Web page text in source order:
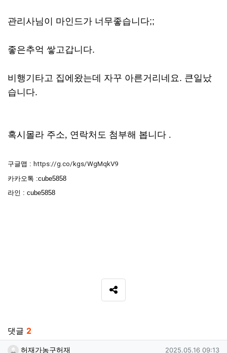
관리사님이 마인드가 너무좋습니다;;
좋은추억 쌓고갑니다.
비행기타고 집에왔는데 자꾸 아른거리네요. 큰일났
습니다.
혹시몰라 주소, 연락처도 첨부해 봅니다 .
구글맵 : https://g.co/kgs/WgMqkV9
카카오톡 :cube5858
라인 : cube5858
SNS 공유
댓글 2
허재가농구허재님의 댓글
허재가농구허재 작성일
2025.05.16 09:13